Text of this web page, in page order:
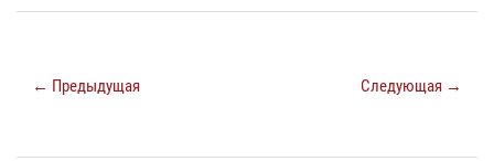
← Предыдущая Следующая →